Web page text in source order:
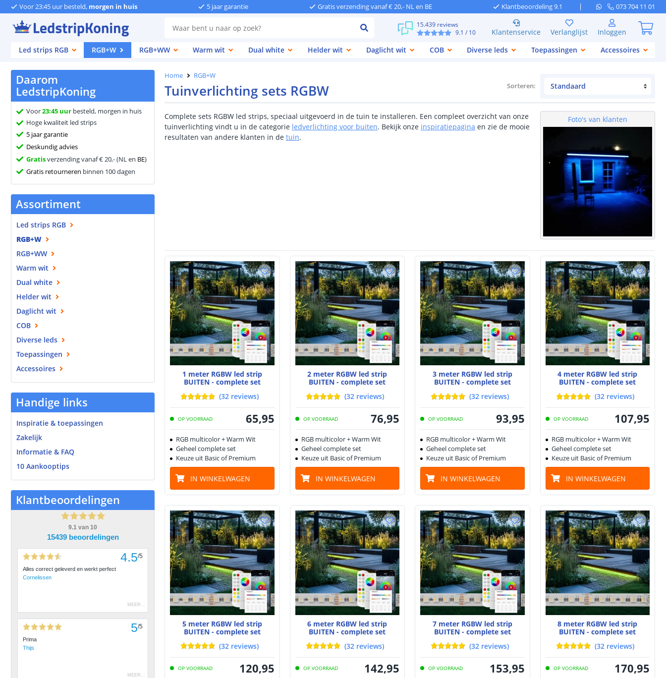
Voor 23:45 uur besteld, morgen in huis 5 jaar garantie Gratis verzending vanaf € 20,- NL en BE Klantbeoordeling 9.1 073 704 11 01
15.439 reviews
9.1 / 10 Klantenservice Verlanglijst
Inloggen
Led strips RGB
RGB+W RGB+WW Warm wit Dual white Helder wit Daglicht wit COB Diverse leds Toepassingen Accessoires
Daarom
LedstripKoning
Voor23:45 uur besteld, morgen in huis
Hoge kwaliteit led strips
5 jaar garantie
Deskundig advies
Gratisverzending vanaf € 20,- (NL en BE)
Gratis retourneren binnen 100 dagen
Assortiment
Led strips RGB
RGB+W
RGB+WW
Warm wit
Dual white
Helder wit
Daglicht wit
COB
Diverse leds
Toepassingen
Accessoires
Handige links
Inspiratie & toepassingen
Zakelijk
Informatie & FAQ
10 Aankooptips
Klantbeoordelingen
9.1 van 10
15439 beoordelingen
4.5/5
Alles correct geleverd en werkt perfect
Cornelissen
MEER ...
5/5
Prima
Thijs
MEER ...
Home RGB+W
Tuinverlichting sets RGBW Sorteren:
Complete sets RGBW led strips, speciaal uitgevoerd in de tuin te installeren. Een compleet overzicht van onze
tuinverlichting vindt u in de categorie ledverlichting voor buiten. Bekijk onze inspiratiepagina en zie de mooie
resultaten van andere klanten in de tuin.
Foto's van klanten
1 meter RGBW led strip
BUITEN - complete set
(32 reviews)
OP VOORRAAD 65,95
RGB multicolor + Warm Wit
Geheel complete set
Keuze uit Basic of Premium
IN WINKELWAGEN
2 meter RGBW led strip
BUITEN - complete set
(32 reviews)
OP VOORRAAD 76,95
RGB multicolor + Warm Wit
Geheel complete set
Keuze uit Basic of Premium
IN WINKELWAGEN
3 meter RGBW led strip
BUITEN - complete set
(32 reviews)
OP VOORRAAD 93,95
RGB multicolor + Warm Wit
Geheel complete set
Keuze uit Basic of Premium
IN WINKELWAGEN
4 meter RGBW led strip
BUITEN - complete set
(32 reviews)
OP VOORRAAD 107,95
RGB multicolor + Warm Wit
Geheel complete set
Keuze uit Basic of Premium
IN WINKELWAGEN
5 meter RGBW led strip
BUITEN - complete set
(32 reviews)
OP VOORRAAD 120,95
6 meter RGBW led strip
BUITEN - complete set
(32 reviews)
OP VOORRAAD 142,95
7 meter RGBW led strip
BUITEN - complete set
(32 reviews)
OP VOORRAAD 153,95
8 meter RGBW led strip
BUITEN - complete set
(32 reviews)
OP VOORRAAD 170,95